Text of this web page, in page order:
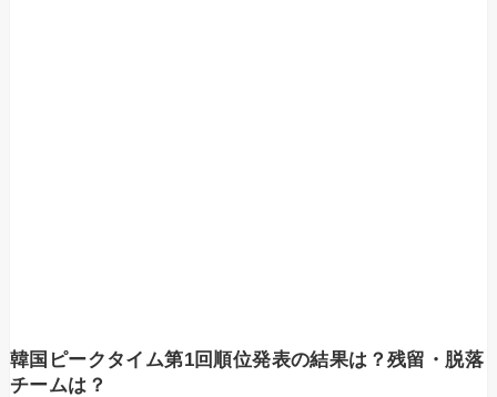
韓国ピークタイム第1回順位発表の結果は？残留・脱落
チームは？